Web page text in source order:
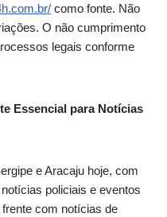
como fonte. Não
O não cumprimento
legais conforme
Essencial para Notícias
e Aracaju hoje, com
policiais e eventos
com notícias de